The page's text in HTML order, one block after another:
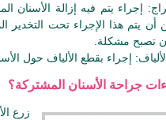
إجراء يتم فيه إزالة الأسنان
أن يتم هذا الإجراء تحت التخدير
تصبح مشكلة.
إجراء بقطع الألياف حول
جراحة الأسنان المشتركة؟
زرع